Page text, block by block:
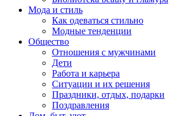
Мода и стиль
Как одеваться стильно
Модные тенденции
Общество
Отношения с мужчинами
Дети
Работа и карьера
Ситуации и их решения
Праздники, отдых, подарки
Поздравления